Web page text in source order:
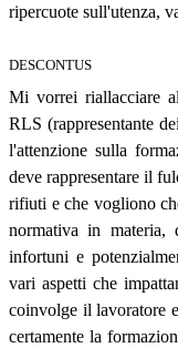
ripercuote sull'utenza,
DESCONTUS
Mi vorrei riallacciare
RLS (rappresentante
l'attenzione sulla
deve rappresentare il
rifiuti e che vogliono
normativa in
infortuni e
vari aspetti che
coinvolge il lavoratore
certamente la